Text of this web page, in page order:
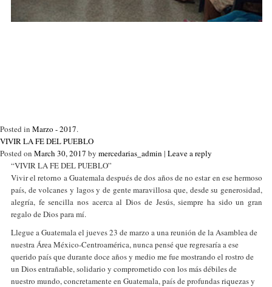
Posted in Marzo - 2017.
VIVIR LA FE DEL PUEBLO
Posted on March 30, 2017 by mercedarias_admin | Leave a reply
“VIVIR LA FE DEL PUEBLO”
Vivir el retorno a Guatemala después de dos años de no estar en ese hermoso
país, de volcanes y lagos y de gente maravillosa que, desde su generosidad,
alegría, fe sencilla nos acerca al Dios de Jesús, siempre ha sido un gran
regalo de Dios para mí.
Llegue a Guatemala el jueves 23 de marzo a una reunión de la Asamblea de
nuestra Área México-Centroamérica, nunca pensé que regresaría a ese
querido país que durante doce años y medio me fue mostrando el rostro de
un Dios entrañable, solidario y comprometido con los más débiles de
nuestro mundo, concretamente en Guatemala, país de profundas riquezas y